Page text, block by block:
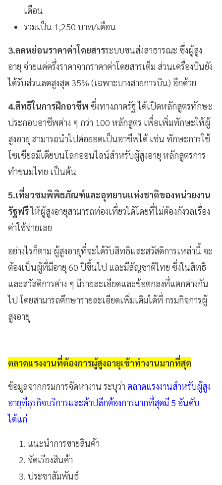
เดือน
รวมเป็น 1,250 บาท/เดือน
3.ลดหย่อนราคาค่าโดยสารระบบขนส่งสาธารณะ ซึ่งผู้สูง
อายุ จ่ายแค่ครึ่งราคาจากราคาค่าโดยสารเต็ม ส่วนเครื่องบินยัง
ได้รับส่วนลดสูงสุด 35% (เฉพาะบางสายการบิน) อีกด้วย
4.สิทธิในการฝึกอาชีพ ซึ่งทางภาครัฐ ได้เปิดหลักสูตรทักษะ
ประกอบอาชีพต่าง ๆ กว่า 100 หลักสูตร เพื่อเพิ่มทักษะให้ผู้
สูงอายุ สามารถนำไปต่อยอดเป็นอาชีพได้ เช่น ทักษะการใช้
โซเชียลมีเดียบนโลกออนไลน์สำหรับผู้สูงอายุ หลักสูตรการ
ทำขนมไทย เป็นต้น
5.เที่ยวชมพิพิธภัณฑ์และอุทยานแห่งชาติของหน่วยงาน
รัฐฟรีให้ผู้สูงอายุสามารถท่องเที่ยวได้โดยที่ไม่ต้องกังวลเรื่อง
ค่าใช้จ่ายเลย
อย่างไรก็ตาม ผู้สูงอายุที่จะได้รับสิทธิและสวัสดิการเหล่านี้ จะ
ต้องเป็นผู้ที่มีอายุ 60 ปีขึ้นไป และมีสัญชาติไทย ซึ่งในสิทธิ
และสวัสดิการต่าง ๆ มีรายละเอียดและข้อตกลงที่แตกต่างกัน
ไป โดยสามารถศึกษารายละเอียดเพิ่มเติมได้ที่ กรมกิจการผู้
สูงอายุ
ตลาดแรงงานที่ต้องการผู้สูงอายุเข้าทำงานมากที่สุด
ข้อมูลจากกรมการจัดหางาน ระบุว่า ตลาดแรงงานสำหรับผู้สูง
อายุที่ธุรกิจบริการและค้าปลีกต้องการมากที่สุดมี 5 อันดับ
ได้แก่
แนะนำการขายสินค้า
จัดเรียงสินค้า
ประชาสัมพันธ์